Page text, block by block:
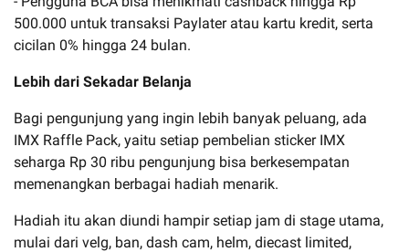
500.000 untuk transaksi Paylater atau kartu kredit, serta
cicilan 0% hingga 24 bulan.
Lebih dari Sekadar Belanja
Bagi pengunjung yang ingin lebih banyak peluang, ada
IMX Raffle Pack, yaitu setiap pembelian sticker IMX
seharga Rp 30 ribu pengunjung bisa berkesempatan
memenangkan berbagai hadiah menarik.
Hadiah itu akan diundi hampir setiap jam di stage utama,
mulai dari velg, ban, dash cam, helm, diecast limited,